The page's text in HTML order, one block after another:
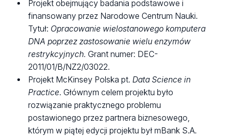
Projekt obejmujący badania podstawowe i
finansowany przez Narodowe Centrum Nauki.
Tytuł: Opracowanie wielostanowego komputera
DNA poprzez zastosowanie wielu enzymów
restrykcyjnych.Grant numer: DEC-
2011/01/B/NZ2/03022.
Projekt McKinsey Polska pt.Data Science in
Practice. Głównym celem projektu było
rozwiązanie praktycznego problemu
postawionego przez partnera biznesowego,
którym w piątej edycji projektu był mBank S.A.